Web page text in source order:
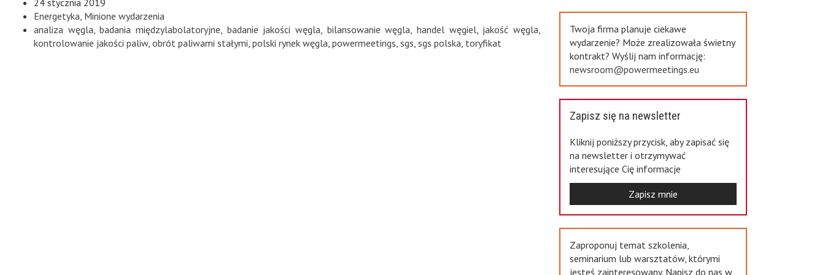
Energetyka Minione wydarzenia
analiza węgla ,badania międzylabolatoryjne badanie jakości węgla bilansowanie węgla ,handel węgiel, jakość węgla
kontrolowanie jakości paliw, obrót paliwami stałymi polski rynek węgla powermeetings sgs sgs polska toryfikat
Twoja firma planuje ciekawe
wydarzenie? Może zrealizowała świetny
kontrakt? Wyślij nam informację:
newsroom@powermeetings.eu
Zapisz się na newsletter
Kliknij poniższy przycisk, aby zapisać się
na newsletter i otrzymywać
interesujące Cię informacje
Zapisz mnie
Zaproponuj temat szkolenia,
seminarium lub warsztatów, którymi
jesteś zainteresowany. Napisz do nas w